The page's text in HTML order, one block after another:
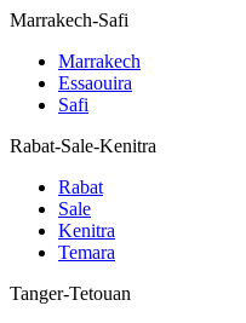
Marrakech-Safi
Marrakech
Essaouira
Safi
Rabat-Sale-Kenitra
Rabat
Sale
Kenitra
Temara
Tanger-Tetouan